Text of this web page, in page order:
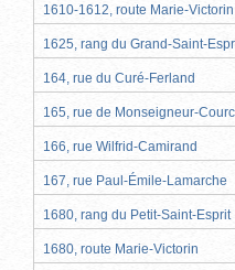
1610-1612, route Marie-Victorin
1625, rang du Grand-Saint-
164, rue du Curé-Ferland
165, rue de Monseigneur-
166, rue Wilfrid-Camirand
167, rue Paul-Émile-Lamarche
1680, rang du Petit-Saint-Esprit
1680, route Marie-Victorin